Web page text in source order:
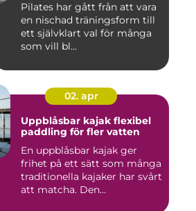
Pilates har gått från att vara
en nischad träningsform till
ett självklart val för många
som vill bl...
02. apr
Uppblåsbar kajak flexibel
paddling för fler vatten
En uppblåsbar kajak ger
frihet på ett sätt som många
traditionella kajaker har svårt
att matcha. Den...